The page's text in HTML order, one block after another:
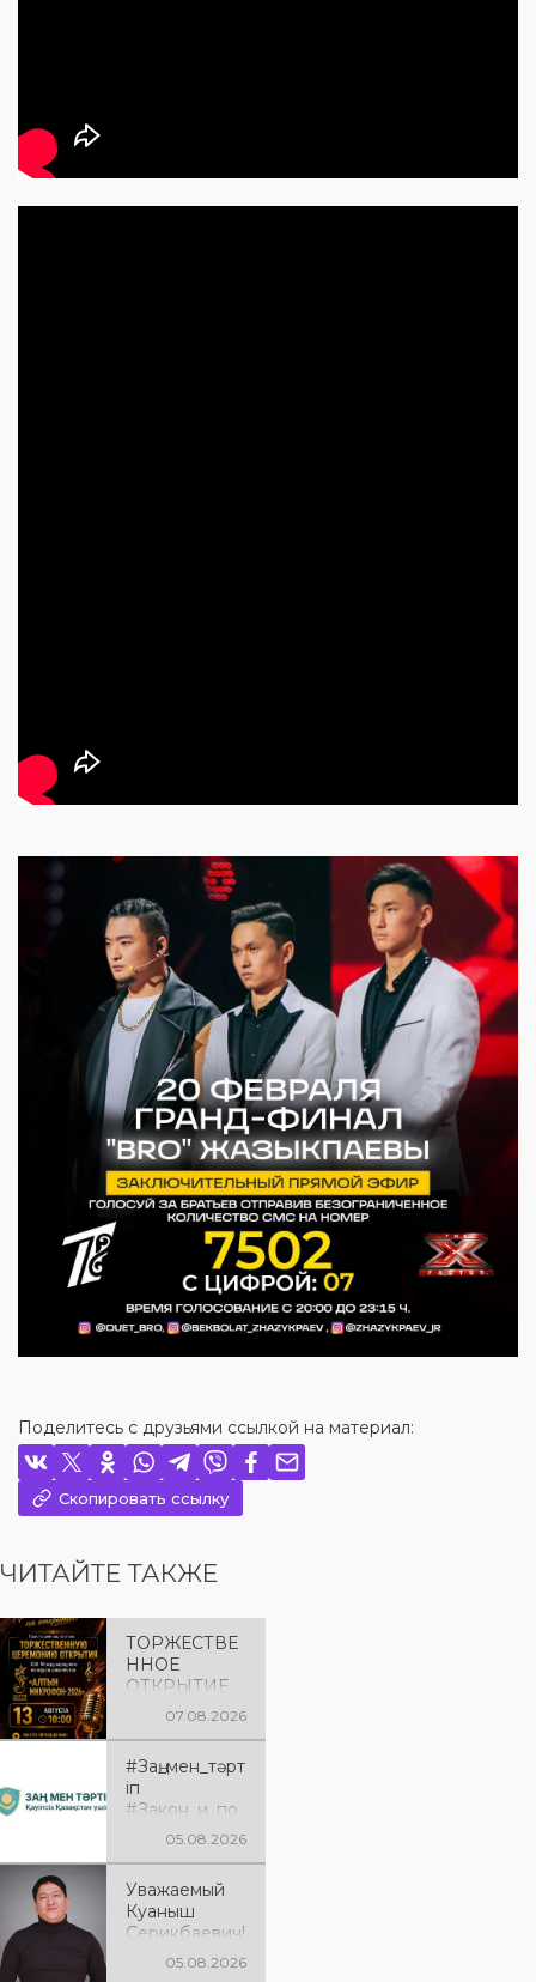
Поделитесь с друзьями ссылкой на материал:
Скопировать ссылку
ЧИТАЙТЕ ТАКЖЕ
ТОРЖЕСТВЕ
ННОЕ
ОТКРЫТИЕ
«АЛТЫН
Приглашаем
вас на
торжественн
церемонию
открытия XXII
Международ
ного
вокалистов
07.08.2026
#Заң_мен_тәрт
іп
#Закон_и_по
рядок05.08.2026
Уважаемый
Куаныш
Серикбаевич!
От всей05.08.2026